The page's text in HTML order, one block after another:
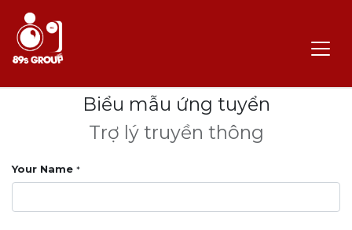
Biểu mẫu ứng tuyển
Trợ lý truyền thông
Your Name *